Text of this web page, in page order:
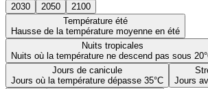
2030 2050
2100
Température été
Hausse de la température moyenne en été
Nuits tropicales
Nuits où la température ne descend pas sous
Jours de canicule
Jours où la température dépasse 35°C
Jours